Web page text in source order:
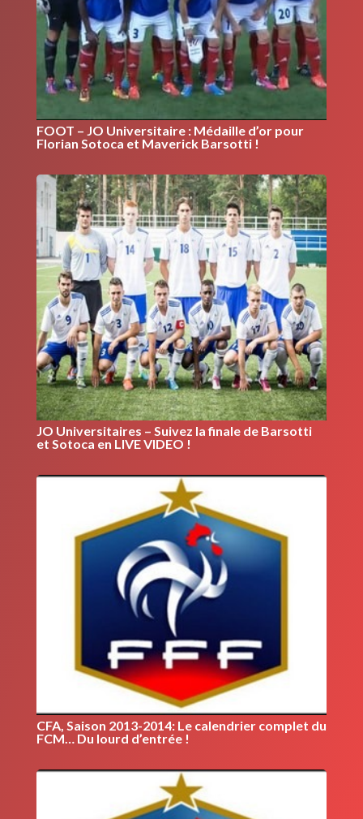
FOOT – JO Universitaire : Médaille d’or pour
Florian Sotoca et Maverick Barsotti !
JO Universitaires – Suivez la finale de Barsotti
et Sotoca en LIVE VIDEO !
CFA, Saison 2013-2014: Le calendrier complet du
FCM… Du lourd d’entrée !